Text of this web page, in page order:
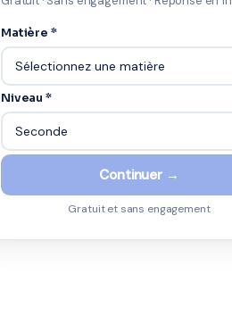
Matière *
Niveau *
Continuer →
Gratuit et sans engagement